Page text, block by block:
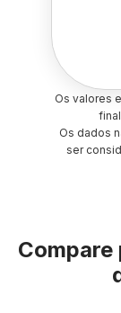
Os valores
Os dados
ser